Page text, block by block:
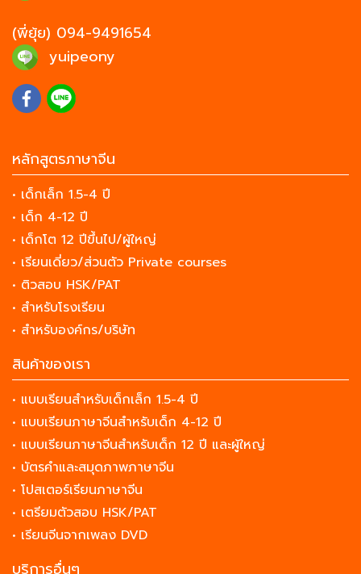
(พี่ยุ้ย) 094-9491654
yuipeony
หลักสูตรภาษาจีน
• เด็กเล็ก 1.5-4 ปี
• เด็ก 4-12 ปี
• เด็กโต 12 ปีขึ้นไป/ผู้ใหญ่
• เรียนเดี่ยว/ส่วนตัว Private courses
• ติวสอบ HSK/PAT
• สำหรับโรงเรียน
• สำหรับองค์กร/บริษัท
สินค้าของเรา
• แบบเรียนสำหรับเด็กเล็ก 1.5-4 ปี
• แบบเรียนภาษาจีนสำหรับเด็ก 4-12 ปี
• แบบเรียนภาษาจีนสำหรับเด็ก 12 ปี และผู้ใหญ่
• บัตรคำและสมุดภาพภาษาจีน
• โปสเตอร์เรียนภาษาจีน
• เตรียมตัวสอบ HSK/PAT
• เรียนจีนจากเพลง DVD
บริการอื่นๆ